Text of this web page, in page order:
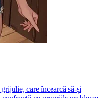
care încearcă să-și